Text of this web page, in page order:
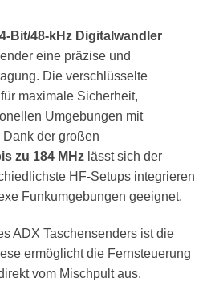
Bit/48-kHz Digitalwandler
eine präzise und
Die verschlüsselte
maximale Sicherheit,
Umgebungen mit
der großen
zu 184 MHz lässt sich der
HF-Setups integrieren
Funkumgebungen geeignet.
ADX Taschensenders ist die
ermöglicht die Fernsteuerung
vom Mischpult aus.